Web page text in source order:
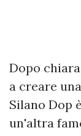
Dopo
a creare
Silano Dop
un'altra